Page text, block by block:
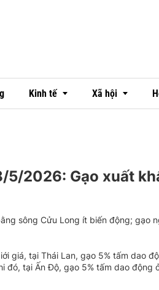
Kinh tế
Ngân hàng
OCOP
Xã hội
Đời sống
5/2026: Gạo xuất
sông Cửu Long ít biến động; gạo
giá, tại Thái Lan, gạo 5% tấm dao
đó, tại Ấn Độ, gạo 5% tấm dao động